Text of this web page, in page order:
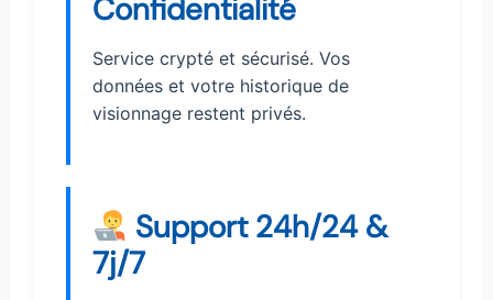
Confidentialité
Service crypté et sécurisé. Vos
données et votre historique de
visionnage restent privés.
Support 24h/24 &
7j/7